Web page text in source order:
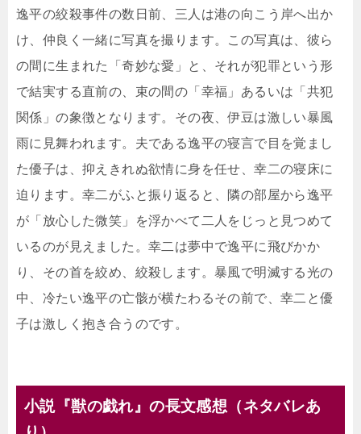
逸平の絞殺事件の数日前、三人は港の向こう岸へ出か
け、仲良く一緒に写真を撮ります。この写真は、彼ら
の間に生まれた「奇妙な愛」と、それが犯罪という形
で結実する直前の、束の間の「幸福」あるいは「共犯
関係」の象徴となります。その夜、伊豆は激しい暴風
雨に見舞われます。夫である逸平の寝言で目を覚まし
た優子は、抑えきれぬ欲情に身を任せ、幸二の寝床に
迫ります。幸二がふと振り返ると、隣の部屋から逸平
が「放心した微笑」を浮かべて二人をじっと見つめて
いるのが見えました。幸二は夢中で逸平に飛びかか
り、その首を絞め、絞殺します。暴風で明滅する光の
中、冷たい逸平の亡骸が横たわるその前で、幸二と優
子は激しく抱き合うのです。
小説『獣の戯れ』の長文感想（ネタバレあ